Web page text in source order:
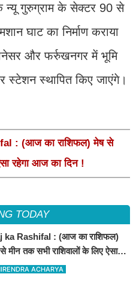
न्यू गुरुग्राम के सेक्टर 90 से
घाट का निर्माण कराया
और फर्रुखनगर में भूमि
स्टेशन स्थापित किए जाएंगे।
: (आज का राशिफल) मेष से
रहेगा आज का दिन !
TODAY
ka Rashifal : (आज का राशिफल)
मीन तक सभी राशिवालों के लिए ऐसा
आज का दिन !
ACHARYA